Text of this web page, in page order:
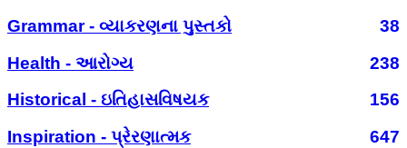
Grammar - વ્યાકરણના પુસ્તકો
38
Health - આરોગ્ય
238
Historical - ઇતિહાસવિષયક
156
Inspiration - પ્રેરણાત્મક
647